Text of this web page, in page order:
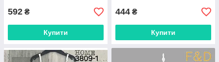
592 ₴
Купити
444 ₴
Купити